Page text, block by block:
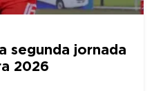
segunda jornada
2026